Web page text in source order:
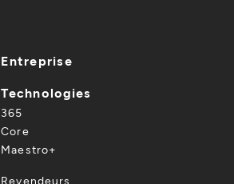
Entreprise
Technologies
365
Core
Maestro+
Revendeurs